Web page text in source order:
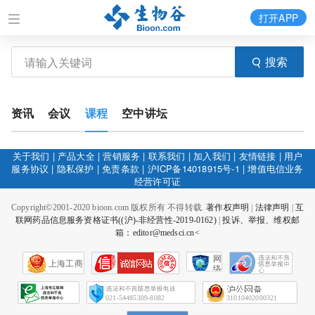
搜索
打开APP
资讯 会议 课程 空中讲坛
关于我们 | 产品大全|营销服务 | 联系我们 | 加入我们 | 友情链接 | 用户
服务协议 | 隐私保护 |免责条款 | 沪ICP备14018915号-1 |增值电信业务
经营许可证
Copyright©2001-2020 bioon.com 版权所有 不得转载.著作权声明 法律声明
互
联网药品信息服务资格证书((沪)-非经营性-2019-0162)|投诉、举报、维权邮
箱：editor@medsci.cn<
上海工商
网
络
会
征
021-54485309-8082 31010402000321